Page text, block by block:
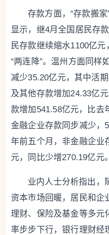
存款方面，“存款搬
显示，继4月全国居民存
民存款继续缩水1100亿
“两连降”。温州方面同样
减少35.20亿元，其中活
及其他存款增加24.33亿
款增加541.58亿元，比去
金融企业存款同步减少，
年前五个月，非金融企业
元，同比少增270.19亿元。
业内人士分析指出，
资本市场回暖，居民和企
理财、保险及基金等多元
率步步下行，银行理财经